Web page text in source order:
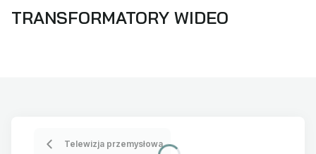
TRANSFORMATORY WIDEO
Telewizja przemysłowa